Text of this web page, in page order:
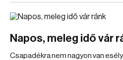
Napos, meleg idő vár
Csapadékra nem nagyon van esély.